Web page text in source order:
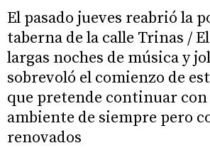
El pasado jueves reabrió la
taberna de la calle Trinas /
largas noches de música y
sobrevoló el comienzo de
que pretende continuar con
ambiente de siempre pero
renovados